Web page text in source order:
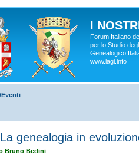
I
Forum Italiano
per lo Studio
Genealogico
www.iagi.info
genealogia in
Bruno Bedini